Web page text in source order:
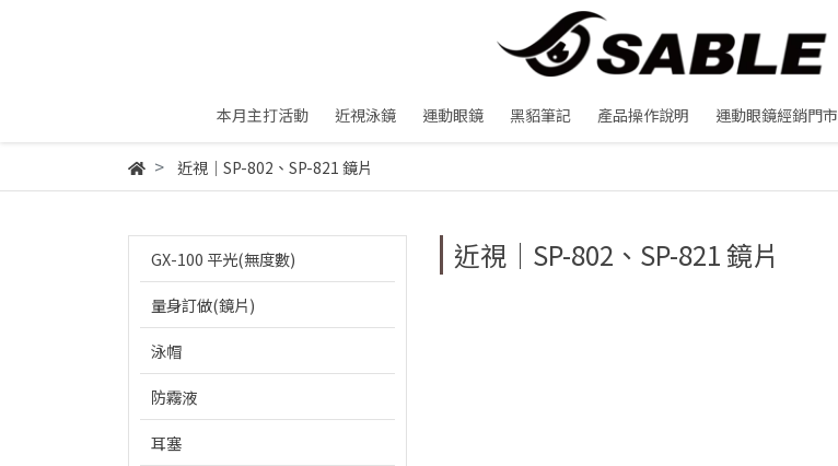
本月主打活動 近視泳鏡 運動眼鏡 黑貂筆記 產品操作說明 運動眼鏡經銷門市
近視｜SP-802、SP-821 鏡片
GX-100 平光(無度數)
量身訂做(鏡片)
泳帽
防霧液
耳塞
近視｜SP-802、SP-821 鏡片